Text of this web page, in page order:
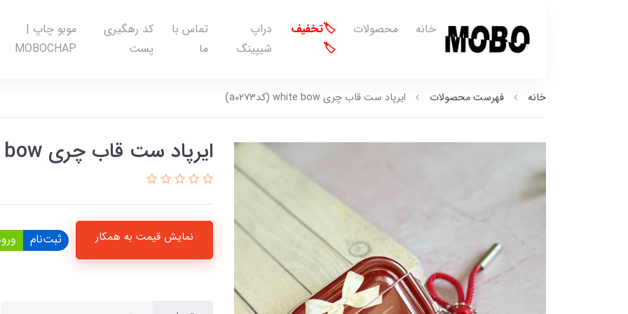
خانه محصولات
🏷️تخفیف
🏷️
دراپ
شیپینگ
تماس با
ما
کد رهگیری
پست
موبو چاپ |
MOBOCHAP
خانه فهرست محصولات ایرپاد ست قاب چری white bow (کدa0273)
ایرپاد ست قاب چری white bow (کدa0273)
نمایش قیمت به همکار ثبت‌نام